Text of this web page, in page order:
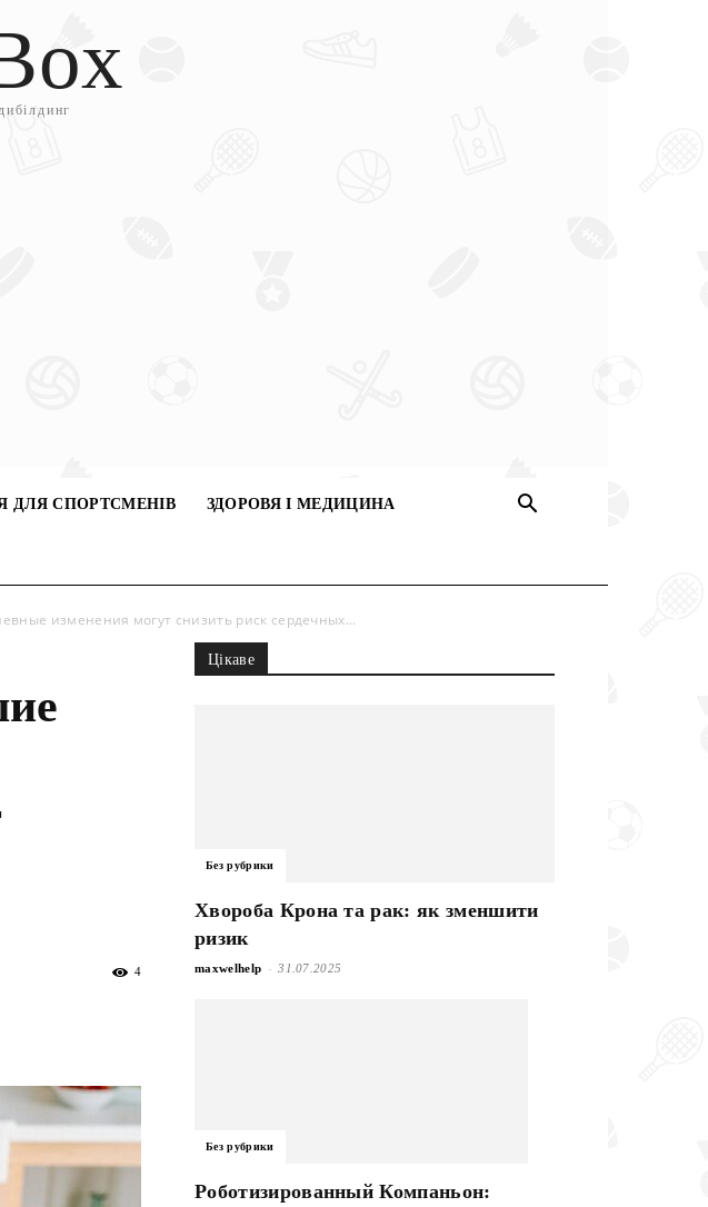
ДЛЯ СПОРТСМЕНІВ ЗДОРОВЯ І МЕДИЦИНА
изменения могут снизить риск сердечных...
4
Цікаве
Без рубрики
Хвороба Крона та рак: як зменшити
ризик
maxwelhelp - 31.07.2025
Без рубрики
Роботизированный Компаньон: